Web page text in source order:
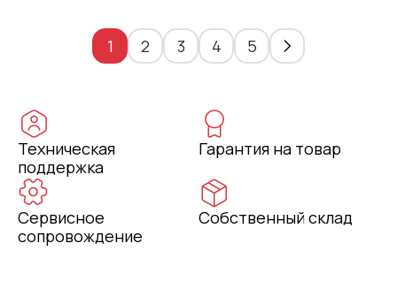
1 2 3 4 5
Техническая
поддержка
Гарантия на товар
Сервисное
сопровождение
Собственный склад